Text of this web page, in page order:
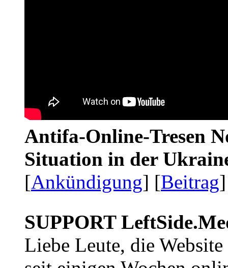
Antifa-Online-Tresen
Situation in der
[Ankündigung] [Beitrag
SUPPORT
Liebe Leute, die Website